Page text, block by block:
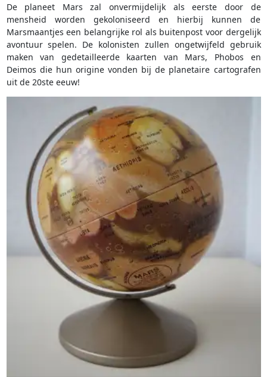
De planeet Mars zal onvermijdelijk als eerste door de
mensheid worden gekoloniseerd en hierbij kunnen de
Marsmaantjes een belangrijke rol als buitenpost voor dergelijk
avontuur spelen. De kolonisten zullen ongetwijfeld gebruik
maken van gedetailleerde kaarten van Mars, Phobos en
Deimos die hun origine vonden bij de planetaire cartografen
uit de 20ste eeuw!